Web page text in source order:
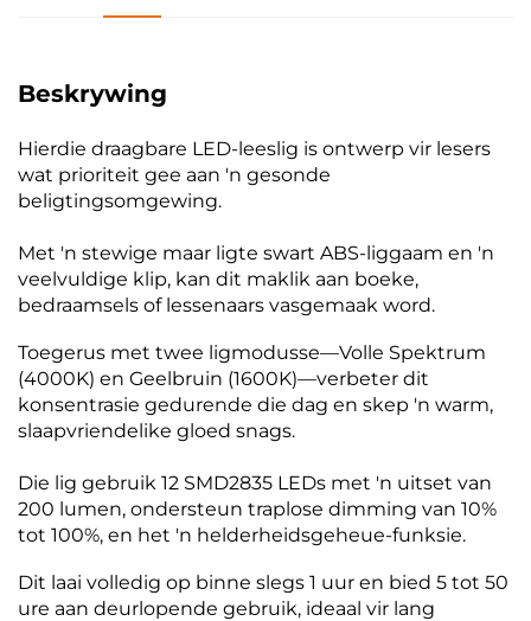
Beskrywing
Hierdie draagbare LED-leeslig is ontwerp vir lesers
wat prioriteit gee aan 'n gesonde
beligtingsomgewing.
Met 'n stewige maar ligte swart ABS-liggaam en 'n
veelvuldige klip, kan dit maklik aan boeke,
bedraamsels of lessenaars vasgemaak word.
Toegerus met twee ligmodusse—Volle Spektrum
(4000K) en Geelbruin (1600K)—verbeter dit
konsentrasie gedurende die dag en skep 'n warm,
slaapvriendelike gloed snags.
Die lig gebruik 12 SMD2835 LEDs met 'n uitset van
200 lumen, ondersteun traplose dimming van 10%
tot 100%, en het 'n helderheidsgeheue-funksie.
Dit laai volledig op binne slegs 1 uur en bied 5 tot 50
ure aan deurlopende gebruik, ideaal vir lang